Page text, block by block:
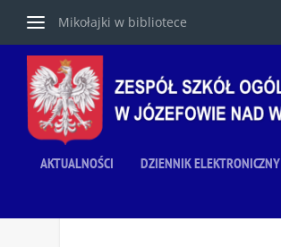
Mikołajki w bibliotece
AKTUALNOŚCI DZIENNIK ELEKTRONICZNY